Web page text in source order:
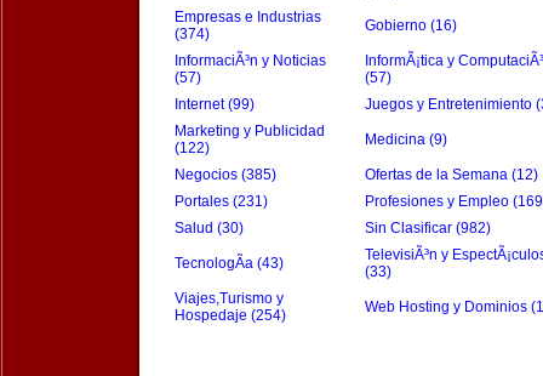
Empresas e Industrias
(374)
Gobierno (16)
InformaciÃ³n y Noticias
(57)
InformÃ¡tica y
(57)
Internet (99)
Juegos y Entretenimiento
Marketing y Publicidad
(122)
Medicina (9)
Negocios (385)
Ofertas de la Semana (12)
Portales (231)
Profesiones y Empleo
Salud (30)
Sin Clasificar (982)
TecnologÃ­a (43)
TelevisiÃ³n y
(33)
Viajes,Turismo y
Hospedaje (254)
Web Hosting y Dominios